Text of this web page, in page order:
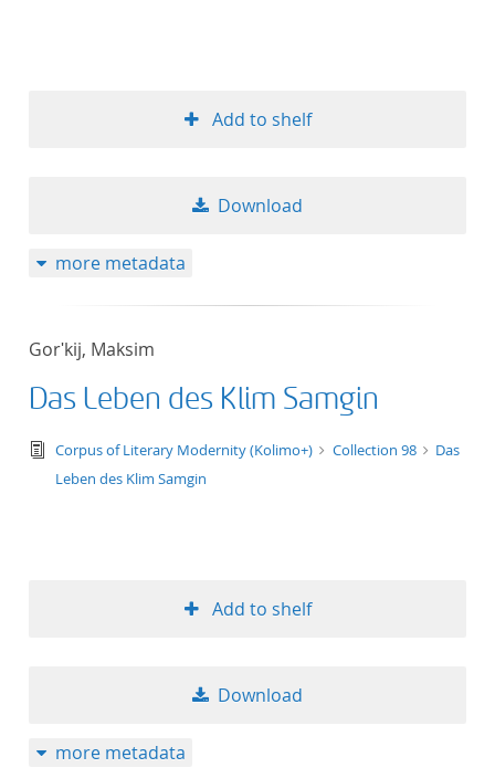
Add to shelf
Download
more metadata
Gorʹkij, Maksim
Das Leben des Klim Samgin
text/tg.edition+tg.aggregation+xml
Corpus of Literary Modernity (Kolimo+) Collection 98
Das
Leben des Klim Samgin
Add to shelf
Download
more metadata